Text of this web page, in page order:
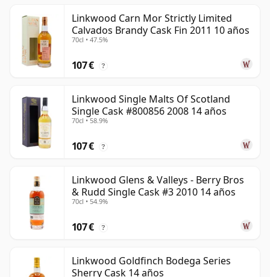
Linkwood Carn Mor Strictly Limited
Calvados Brandy Cask Fin 2011 10 años
70cl • 47.5%
107 € ?
Linkwood Single Malts Of Scotland
Single Cask #800856 2008 14 años
70cl • 58.9%
107 € ?
Linkwood Glens & Valleys - Berry Bros
& Rudd Single Cask #3 2010 14 años
70cl • 54.9%
107 € ?
Linkwood Goldfinch Bodega Series
Sherry Cask 14 años